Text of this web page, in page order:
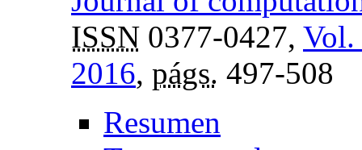
ISSN 0377-0427, Vol.
2016, págs. 497-508
Resumen